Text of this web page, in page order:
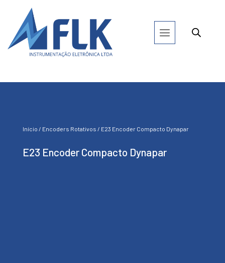
Início / Encoders Rotativos / E23 Encoder Compacto Dynapar
E23 Encoder Compacto Dynapar